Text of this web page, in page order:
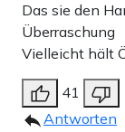
Das sie den
Überraschung
Vielleicht hält
41
Antworten